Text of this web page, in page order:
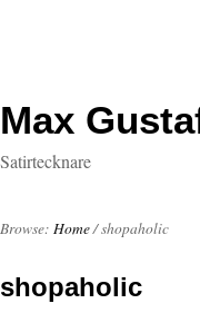
Max
Satirtecknare
Browse: Home/shopaholic
shopaholic